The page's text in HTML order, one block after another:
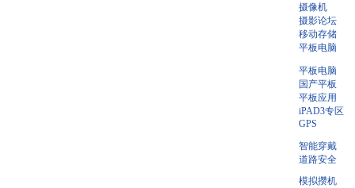
摄像机
摄影论坛
移动存储
平板电脑
平板电脑
国产平板
平板应用
iPAD3专区
GPS
智能穿戴
道路安全
模拟攒机